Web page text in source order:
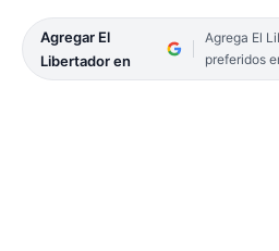
Agregar El
Libertador en
Agrega El
preferidos